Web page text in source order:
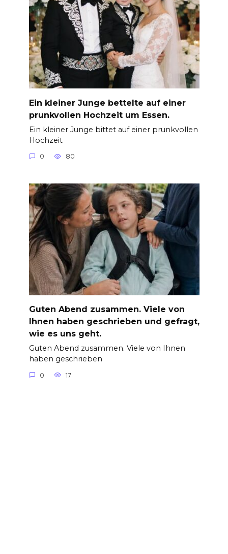
Ein kleiner Junge bettelte auf einer
prunkvollen Hochzeit um Essen.
Ein kleiner Junge bittet auf einer prunkvollen
Hochzeit
0 80
Guten Abend zusammen. Viele von
Ihnen haben geschrieben und gefragt,
wie es uns geht.
Guten Abend zusammen. Viele von Ihnen
haben geschrieben
0 17